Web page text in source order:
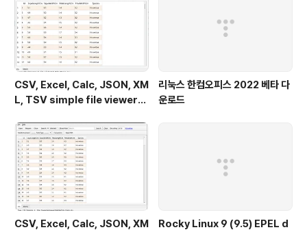
CSV, Excel, Calc, JSON, XM
L, TSV simple file viewer
리눅스 한컴오피스 2022 베타 다
운로드
CSV, Excel, Calc, JSON, XM
Rocky Linux 9 (9.5) EPEL d